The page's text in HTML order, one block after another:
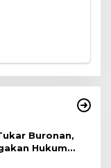
Buronan,
Hukum